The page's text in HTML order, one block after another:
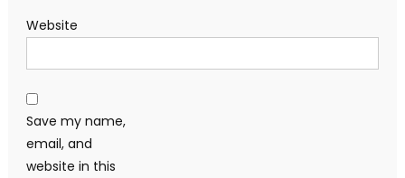
Website
Save my name,
email, and
website in this